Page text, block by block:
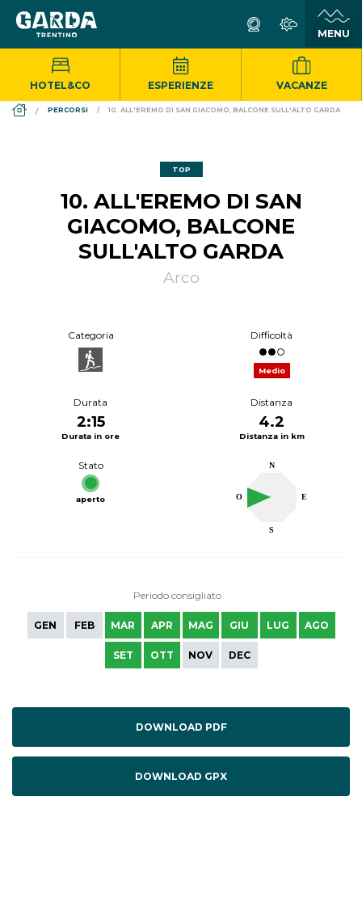
HOTEL&CO ESPERIENZE VACANZE
DS_BREADCRUMB.HOME
PERCORSI 10. ALL'EREMO DI SAN GIACOMO, BALCONE SULL'ALTO GARDA
TOP
10. ALL'EREMO DI SAN
GIACOMO, BALCONE
SULL'ALTO GARDA
Arco
Categoria Difficoltà
Medio
Durata
2:15
Durata in ore
Distanza
4.2
Distanza in km
Stato
aperto O
S
E
N
Periodo consigliato
GEN FEB MAR APR MAG GIU LUG AGO
SET OTT NOV DEC
DOWNLOAD PDF
DOWNLOAD GPX